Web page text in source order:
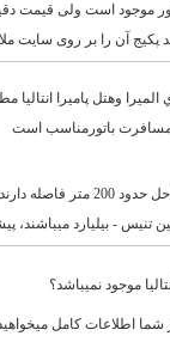
این تاریخها تور موجود است
آن را بر روی سایت
.مي خواستم درمورد هتل 3 ستاره اينجوي الميرا
این هتلها واقع در 5 کیلومتری مرکز
- بیلیارد میباشند،
موجود نمیباشد؟
شما اطلاعات کامل